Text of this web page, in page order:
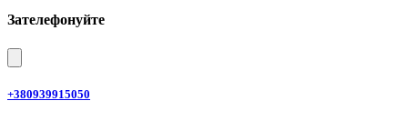
Зателефонуйте
+380939915050